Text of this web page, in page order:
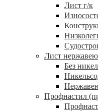
Лист г/к
Лист
Без
Профнастил